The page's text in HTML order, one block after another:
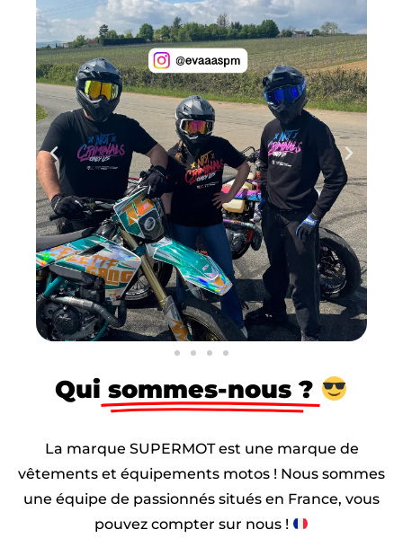
Quisommes-nous ?
La marque SUPERMOT est une marque de
vêtements et équipements motos ! Nous sommes
une équipe de passionnés situés en France, vous
pouvez compter sur nous !